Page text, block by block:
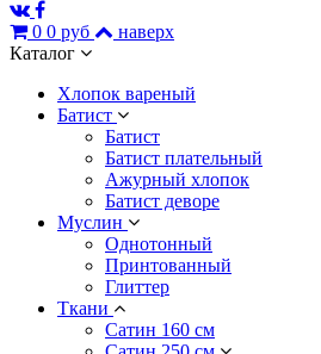
0 0 руб
наверх
Каталог
Хлопок вареный
Батист
Батист
Батист плательный
Ажурный хлопок
Батист деворе
Муслин
Однотонный
Принтованный
Глиттер
Ткани
Сатин 160 см